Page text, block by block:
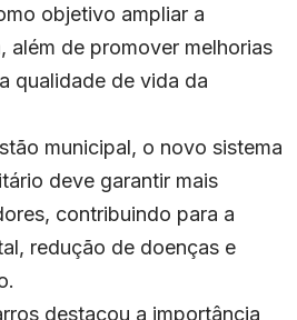
objetivo ampliar a
além de promover melhorias
qualidade de vida da
municipal, o novo sistema
deve garantir mais
contribuindo para a
redução de doenças e
destacou a importância